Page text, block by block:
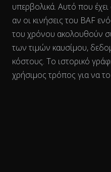
υπερβολικά. Αυτό που
αν οι κινήσεις του BAF
του χρόνου ακολουθούν
των τιμών καυσίμου,
κόστους. Το ιστορικό
χρήσιμος τρόπος για να